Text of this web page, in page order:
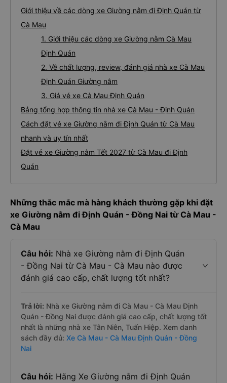
Giới thiệu về các dòng xe Giường nằm đi Định Quán từ
Cà Mau
1. Giới thiệu các dòng xe Giường nằm Cà Mau
Định Quán
2. Về chất lượng, review, đánh giá nhà xe Cà Mau
Định Quán Giường nằm
3. Giá vé xe Cà Mau Định Quán
Bảng tổng hợp thông tin nhà xe Cà Mau - Định Quán
Cách đặt vé xe Giường nằm đi Định Quán từ Cà Mau
nhanh và uy tín nhất
Đặt vé xe Giường nằm Tết 2027 từ Cà Mau đi Định
Quán
Những thắc mắc mà hàng khách thường gặp khi đặt
xe Giường nằm đi Định Quán - Đồng Nai từ Cà Mau -
Cà Mau
Câu hỏi: Nhà xe Giường nằm đi Định Quán
- Đồng Nai từ Cà Mau - Cà Mau nào được
đánh giá cao cấp, chất lượng tốt nhất?
Trả lời: Nhà xe Giường nằm đi Cà Mau - Cà Mau Định
Quán - Đồng Nai được đánh giá cao cấp, chất lượng tốt
nhất là những nhà xe Tân Niên, Tuấn Hiệp. Xem danh
sách đầy đủ: Xe Cà Mau - Cà Mau Định Quán - Đồng
Nai
Câu hỏi: Hãng Xe Giường nằm đi Định Quán